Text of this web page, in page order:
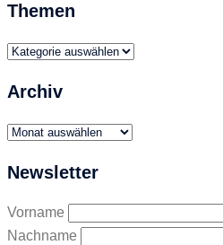
Themen
Themen
Archiv
Archiv
Newsletter
Vorname
Nachname